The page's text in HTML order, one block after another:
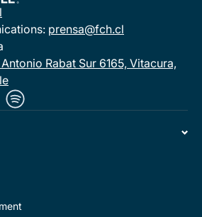
prensa@fch.cl
Rabat Sur 6165, Vitacura,